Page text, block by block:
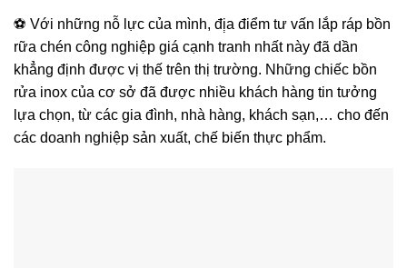
⚽ Với những nỗ lực của mình, đị̣a điểm tư vấn lắp ráp bồn
rữa chén công nghiệp giá cạnh tranh nhất này đã dần
khẳng định được vị thế trên thị trường. Những chiếc bồn
rửa inox của cơ sở đã được nhiều khách hàng tin tưởng
lựa chọn, từ các gia đình, nhà hàng, khách sạn,… cho đến
các doanh nghiệp sản xuất, chế biến thực phẩm.